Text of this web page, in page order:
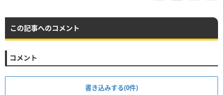
この記事へのコメント
コメント
書き込みする(0件)